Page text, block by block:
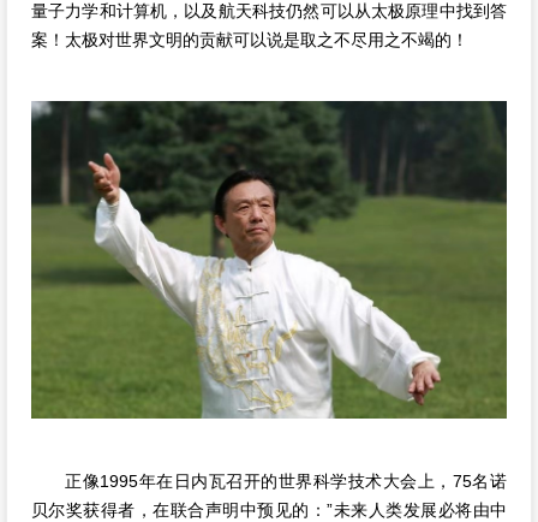
量子力学和计算机，以及航天科技仍然可以从太极原理中找到答
案！太极对世界文明的贡献可以说是取之不尽用之不竭的！
正像1995年在日内瓦召开的世界科学技术大会上，75名诺
贝尔奖获得者，在联合声明中预见的：”未来人类发展必将由中